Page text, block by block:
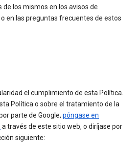
de los mismos en los avisos de
en las preguntas frecuentes de estos
el cumplimiento de esta Política.
Política o sobre el tratamiento de la
parte de Google, póngase en
a través de este sitio web, o diríjase por
siguiente: